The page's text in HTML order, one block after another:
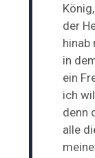
der
hinab
in
ein
ich
denn
alle